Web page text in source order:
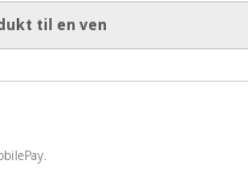
til en ven